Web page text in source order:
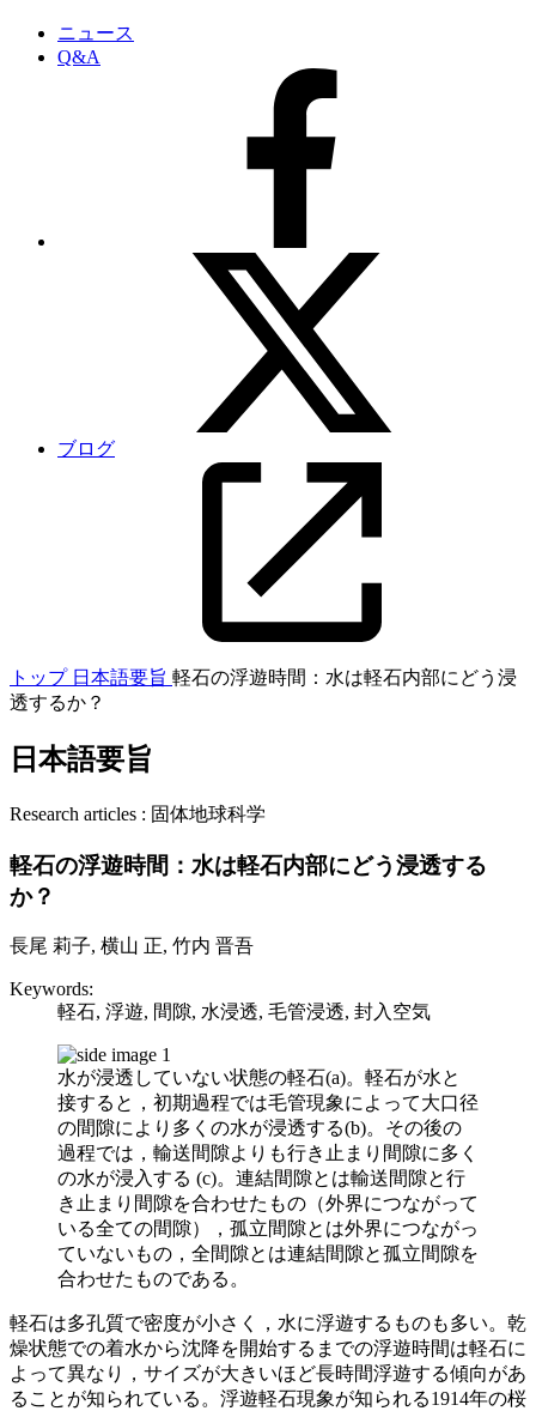
ニュース
Q&A
ブログ
トップ 日本語要旨 軽石の浮遊時間：水は軽石内部にどう浸
透するか？
日本語要旨
Research articles : 固体地球科学
軽石の浮遊時間：水は軽石内部にどう浸透する
か？
長尾 莉子, 横山 正, 竹内 晋吾
Keywords:
軽石, 浮遊, 間隙, 水浸透, 毛管浸透, 封入空気
水が浸透していない状態の軽石(a)。軽石が水と
接すると，初期過程では毛管現象によって大口径
の間隙により多くの水が浸透する(b)。その後の
過程では，輸送間隙よりも行き止まり間隙に多く
の水が浸入する (c)。連結間隙とは輸送間隙と行
き止まり間隙を合わせたもの（外界につながって
いる全ての間隙），孤立間隙とは外界につながっ
ていないもの，全間隙とは連結間隙と孤立間隙を
合わせたものである。
軽石は多孔質で密度が小さく，水に浮遊するものも多い。乾
燥状態での着水から沈降を開始するまでの浮遊時間は軽石に
よって異なり，サイズが大きいほど長時間浮遊する傾向があ
ることが知られている。浮遊軽石現象が知られる1914年の桜